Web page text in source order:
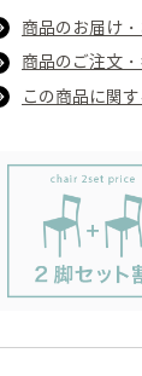
商品のお届け
商品のご注文
この商品に関